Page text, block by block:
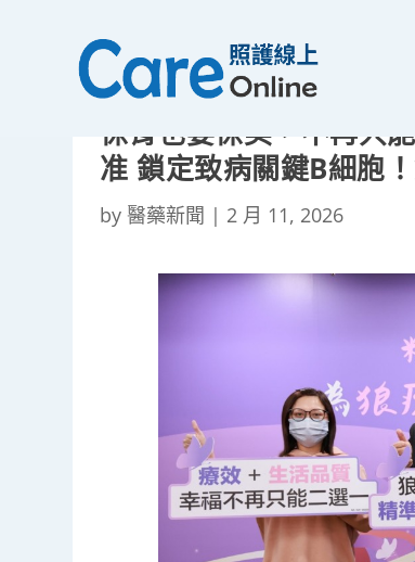
保腎也要保美，不再只
准 鎖定致病關鍵B細胞
by 醫藥新聞 | 2 月 11, 2026